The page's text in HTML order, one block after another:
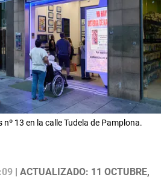
13 en la calle Tudela de Pamplona.
| ACTUALIZADO: 11 OCTUBRE,